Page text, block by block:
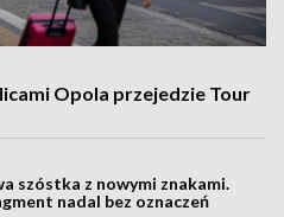
Opola przejedzie Tour
szóstka z nowymi znakami.
nadal bez oznaczeń